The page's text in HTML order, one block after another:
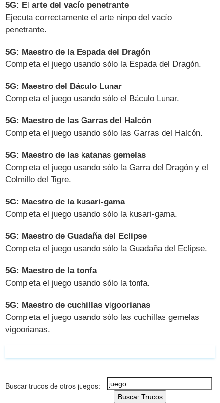
5G: El arte del vacío penetrante
Ejecuta correctamente el arte ninpo del vacío
penetrante.
5G: Maestro de la Espada del Dragón
Completa el juego usando sólo la Espada del Dragón.
5G: Maestro del Báculo Lunar
Completa el juego usando sólo el Báculo Lunar.
5G: Maestro de las Garras del Halcón
Completa el juego usando sólo las Garras del Halcón.
5G: Maestro de las katanas gemelas
Completa el juego usando sólo la Garra del Dragón y el
Colmillo del Tigre.
5G: Maestro de la kusari-gama
Completa el juego usando sólo la kusari-gama.
5G: Maestro de Guadaña del Eclipse
Completa el juego usando sólo la Guadaña del Eclipse.
5G: Maestro de la tonfa
Completa el juego usando sólo la tonfa.
5G: Maestro de cuchillas vigoorianas
Completa el juego usando sólo las cuchillas gemelas
vigoorianas.
Buscar trucos de otros juegos:
Buscar Trucos